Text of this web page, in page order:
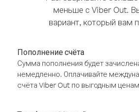
меньше с Viber Out.
вариант, который вам
Пополнение счёта
Сумма пополнения будет
немедленно. Оплачивайте
счёта Viber Out по выгодным